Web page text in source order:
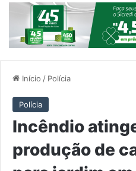
Início / Polícia
Polícia
Incêndio
produção de